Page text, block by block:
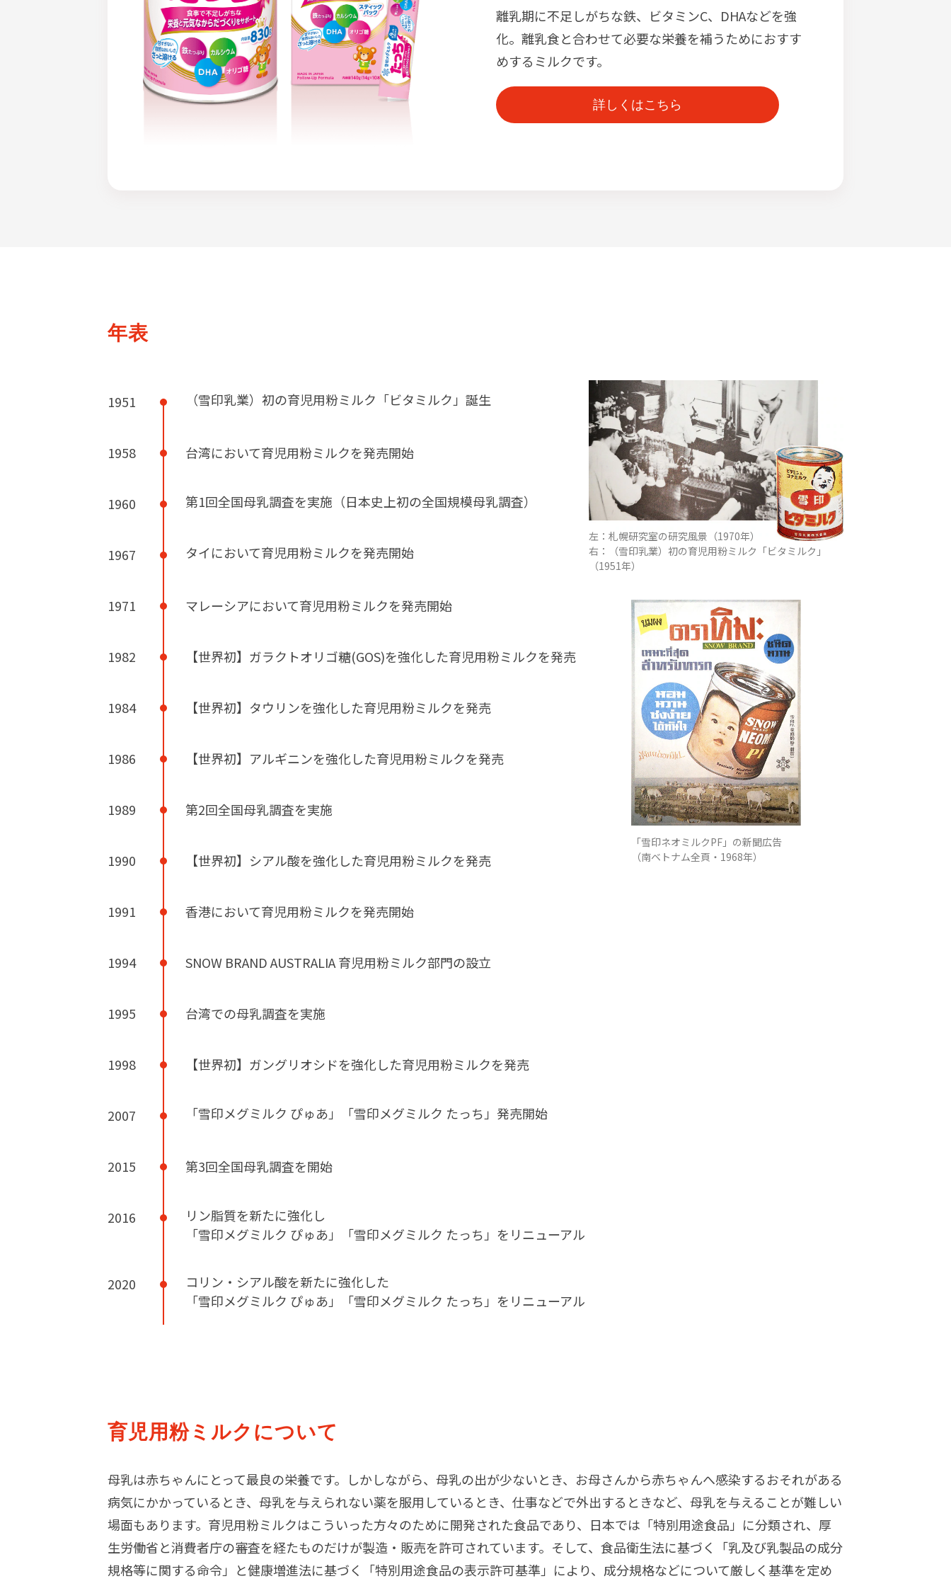
離乳期に不足しがちな鉄、ビタミンC、DHAなどを強
化。離乳食と合わせて必要な栄養を補うためにおすす
めするミルクです。
詳しくはこちら
年表
1951 （雪印乳業）初の育児用粉ミルク「ビタミルク」誕生
左：札幌研究室の研究風景（1970年）
右：（雪印乳業）初の育児用粉ミルク「ビタミルク」
（1951年）
1958 台湾において育児用粉ミルクを発売開始
1960 第1回全国母乳調査を実施（日本史上初の全国規模母乳調査）
1967 タイにおいて育児用粉ミルクを発売開始
「雪印ネオミルクPF」の新聞広告
（南ベトナム全頁・1968年）
1971 マレーシアにおいて育児用粉ミルクを発売開始
1982 【世界初】ガラクトオリゴ糖(GOS)を強化した育児用粉ミルクを発売
1984 【世界初】タウリンを強化した育児用粉ミルクを発売
1986 【世界初】アルギニンを強化した育児用粉ミルクを発売
1989 第2回全国母乳調査を実施
1990 【世界初】シアル酸を強化した育児用粉ミルクを発売
1991 香港において育児用粉ミルクを発売開始
1994 SNOW BRAND AUSTRALIA 育児用粉ミルク部門の設立
1995 台湾での母乳調査を実施
1998 【世界初】ガングリオシドを強化した育児用粉ミルクを発売
2007 「雪印メグミルク ぴゅあ」「雪印メグミルク たっち」 発売開始
2015 第3回全国母乳調査を開始
2016
リン脂質を新たに強化し
「雪印メグミルク ぴゅあ」「雪印メグミルク たっち」をリニューアル
2020
コリン・シアル酸を新たに強化した
「雪印メグミルク ぴゅあ」「雪印メグミルク たっち」をリニューアル
育児用粉ミルクについて
母乳は赤ちゃんにとって最良の栄養です。しかしながら、母乳の出が少ないとき、お母さんから赤ちゃんへ感染するおそれがある
病気にかかっているとき、母乳を与えられない薬を服用しているとき、仕事などで外出するときなど、母乳を与えることが難しい
場面もあります。育児用粉ミルクはこういった方々のために開発された食品であり、日本では「特別用途食品」に分類され、厚
生労働省と消費者庁の審査を経たものだけが製造・販売を許可されています。そして、食品衛生法に基づく「乳及び乳製品の成分
規格等に関する命令」と健康増進法に基づく「特別用途食品の表示許可基準」により、成分規格などについて厳しく基準を定め